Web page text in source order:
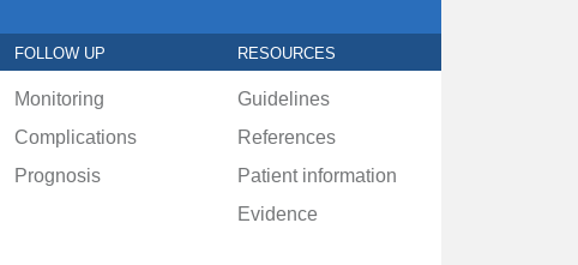
FOLLOW UP RESOURCES
Monitoring
Complications
Prognosis
Guidelines
References
Patient information
Evidence